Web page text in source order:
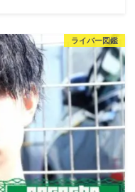
ライバー図鑑